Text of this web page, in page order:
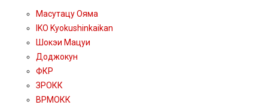
Масутацу Ояма
IKO Kyokushinkaikan
Шокэи Мацуи
Доджокун
ФКР
ЗРОКК
ВРМОКК